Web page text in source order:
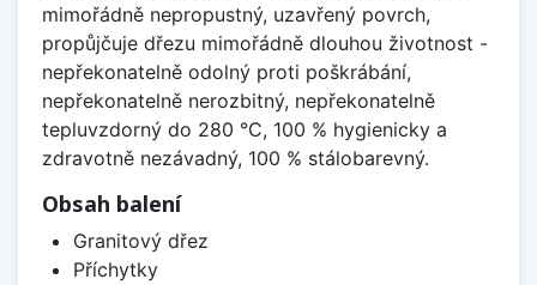
mimořádně nepropustný, uzavřený povrch,
propůjčuje dřezu mimořádně dlouhou životnost -
nepřekonatelně odolný proti poškrábání,
nepřekonatelně nerozbitný, nepřekonatelně
tepluvzdorný do 280 °C, 100 % hygienicky a
zdravotně nezávadný, 100 % stálobarevný.
Obsah balení
Granitový dřez
Příchytky